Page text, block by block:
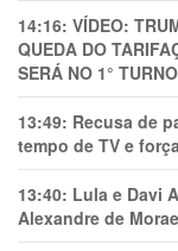
14:16: VÍDEO:
QUEDA DO
SERÁ NO 1°
13:49: Recusa de
tempo de TV e
13:40: Lula e Davi
Alexandre de